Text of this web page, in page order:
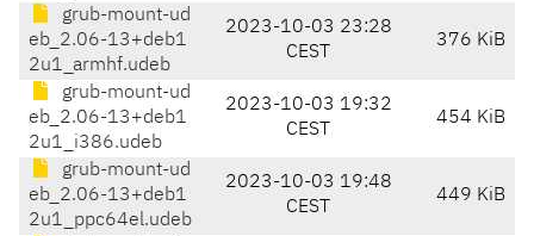
grub-mount-ud
eb_2.06-13+deb1
2u1_armhf.udeb
2023-10-03 23:28
CEST
376 KiB
grub-mount-ud
eb_2.06-13+deb1
2u1_i386.udeb
2023-10-03 19:32
CEST
454 KiB
grub-mount-ud
eb_2.06-13+deb1
2u1_ppc64el.udeb
2023-10-03 19:48
CEST
449 KiB